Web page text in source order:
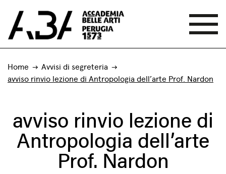
Home
Avvisi di segreteria
avviso rinvio lezione di Antropologia dell’arte Prof. Nardon
avviso rinvio lezione di
Antropologia dell’arte
Prof. Nardon